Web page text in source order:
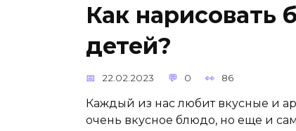
Как нарисовать
детей?
22.02.2023 0 86
Каждый из нас любит вкусные и
очень вкусное блюдо, но еще и